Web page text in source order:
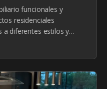
funcionales y
residenciales
a diferentes estilos y